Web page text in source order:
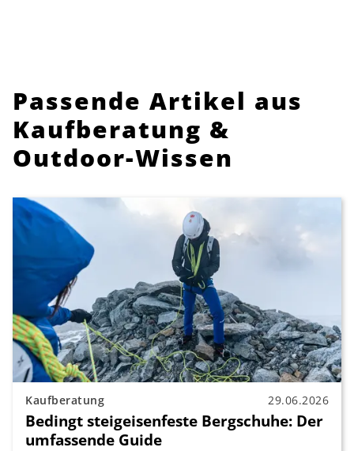
Passende Artikel aus
Kaufberatung &
Outdoor-Wissen
Kaufberatung 29.06.2026
Bedingt steigeisenfeste Bergschuhe: Der
umfassende Guide